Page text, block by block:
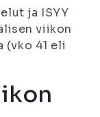
ja ISYY
viikon
(vko 41 eli